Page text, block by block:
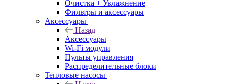
Очистка + Увлажнение
Фильтры и аксессуары
Аксессуары
Назад
Аксессуары
Wi-Fi модули
Пульты управления
Распределительные блоки
Тепловые насосы